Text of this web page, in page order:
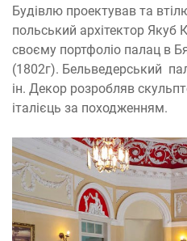
Будівлю проектував та
польський архітектор Якуб
своєму портфоліо палац в
(1802г). Бельведерський
ін. Декор розробляв
італієць за походженням.